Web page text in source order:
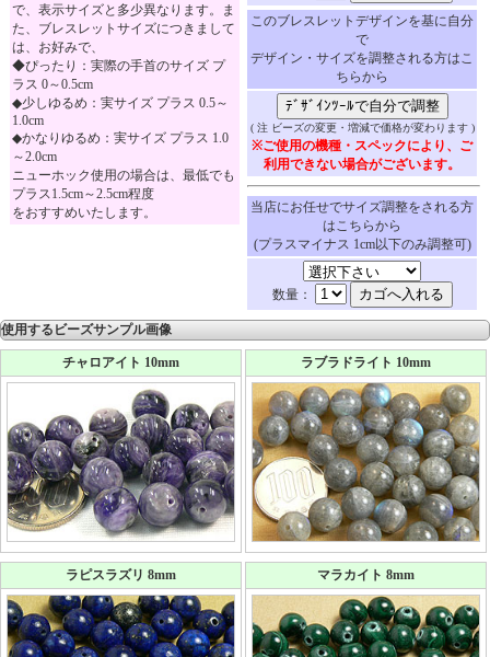
で、表示サイズと多少異なります。ま
た、ブレスレットサイズにつきまして
は、お好みで、
◆ぴったり：実際の手首のサイズ プ
ラス 0～0.5cm
◆少しゆるめ：実サイズ プラス 0.5～
1.0cm
◆かなりゆるめ：実サイズ プラス 1.0
～2.0cm
ニューホック使用の場合は、最低でも
プラス1.5cm～2.5cm程度
をおすすめいたします。
このブレスレットデザインを基に自分
で
デザイン・サイズを調整される方はこ
ちらから
( 注 ビーズの変更・増減で価格が変わります )
※ご使用の機種・スペックにより、ご
利用できない場合がございます。
当店にお任せでサイズ調整をされる方
はこちらから
(プラスマイナス 1cm以下のみ調整可)
数量：
使用するビーズサンプル画像
チャロアイト 10mm ラブラドライト 10mm
ラピスラズリ 8mm マラカイト 8mm